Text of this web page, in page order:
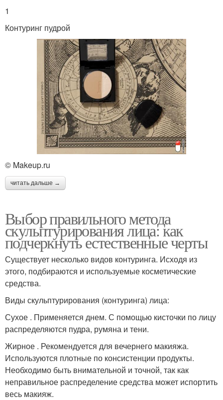
1
Контуринг пудрой
© Makeup.ru
читать дальше →
Выбор правильного метода
скульптурирования лица: как
подчеркнуть естественные черты
Существует несколько видов контуринга. Исходя из
этого, подбираются и используемые косметические
средства.
Виды скульптурирования (контуринга) лица:
Сухое . Применяется днем. С помощью кисточки по лицу
распределяются пудра, румяна и тени.
Жирное . Рекомендуется для вечернего макияжа.
Используются плотные по консистенции продукты.
Необходимо быть внимательной и точной, так как
неправильное распределение средства может испортить
весь макияж.